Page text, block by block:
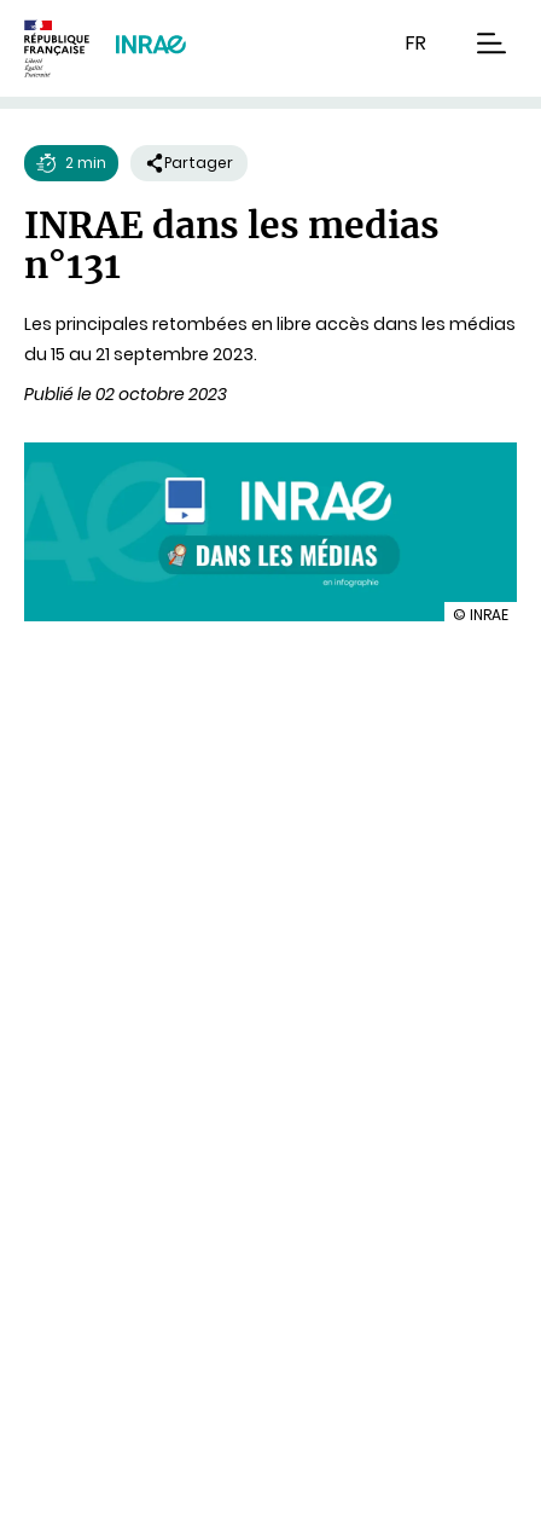
FR
de
lecture
2 min Partager
INRAE dans les medias
n°131
Les principales retombées en libre accès dans les médias
du 15 au 21 septembre 2023.
Publié le 02 octobre 2023
illustration
© INRAE